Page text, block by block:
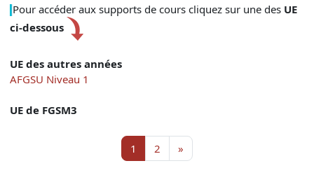
Pour accéder aux supports de cours cliquez sur une des UE
ci-dessous
UE des autres années
AFGSU Niveau 1
UE de FGSM3
1 Page 1
2 Page 2
»